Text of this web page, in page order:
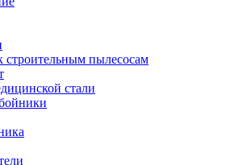
пылесосам
стали